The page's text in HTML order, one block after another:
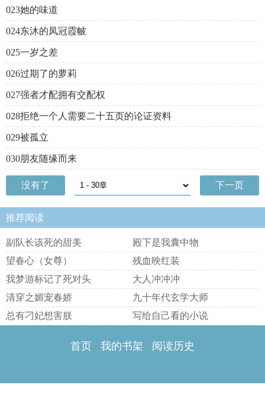
023她的味道
024东沐的凤冠霞帔
025一岁之差
026过期了的萝莉
027强者才配拥有交配权
028拒绝一个人需要二十五页的论证资料
029被孤立
030朋友随缘而来
没有了 下一页
推荐阅读
副队长该死的甜美
殿下是我囊中物
望春心（女尊）
残血映红装
我梦游标记了死对头
大人冲冲冲
清穿之媚宠春娇
九十年代玄学大师
总有刁妃想害朕
写给自己看的小说
首页 我的书架 阅读历史